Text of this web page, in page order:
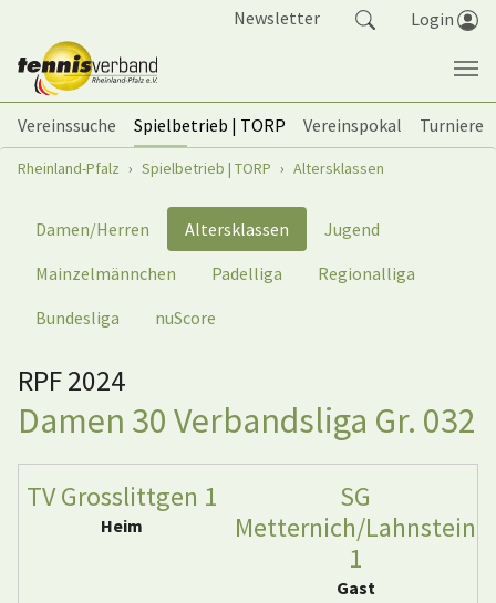
Newsletter Login
Vereinssuche Spielbetrieb | TORP Vereinspokal
Turniere
Sie sind hier:
Rheinland-Pfalz Spielbetrieb | TORP Altersklassen
Damen/Herren Altersklassen
Jugend
Mainzelmännchen
Padelliga
Regionalliga
Bundesliga
nuScore
RPF 2024
Damen 30 Verbandsliga Gr. 032
TV Grosslittgen 1
Heim
SG
Metternich/Lahnstein
1
Gast